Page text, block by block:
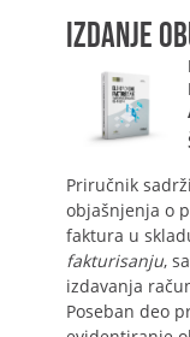
IZDANJE
Priručnik
objašnjenja o
faktura u
fakturisanju,
izdavanja
Poseban deo